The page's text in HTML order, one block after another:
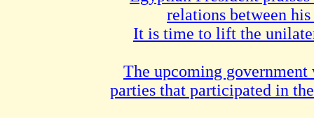
relations between
It is time to lift the
The upcoming
parties that participated in